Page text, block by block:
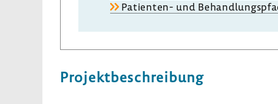
Patienten-​ und
Projekt­be­schrei­bung